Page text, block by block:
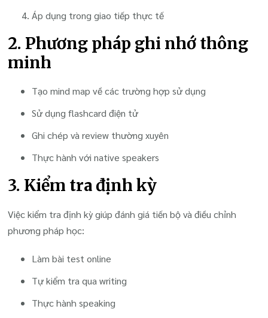
Áp dụng trong giao tiếp thực tế
2. Phương pháp ghi nhớ thông
minh
Tạo mind map về các trường hợp sử dụng
Sử dụng flashcard điện tử
Ghi chép và review thường xuyên
Thực hành với native speakers
3. Kiểm tra định kỳ
Việc kiểm tra định kỳ giúp đánh giá tiến bộ và điều chỉnh
phương pháp học:
Làm bài test online
Tự kiểm tra qua writing
Thực hành speaking